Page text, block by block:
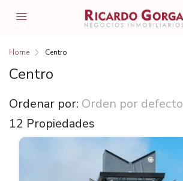
Home Centro
Centro
12 Propiedades
Ordenar por: Orden por defecto